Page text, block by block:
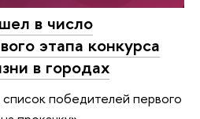
в число
этапа конкурса
в городах
победителей первого